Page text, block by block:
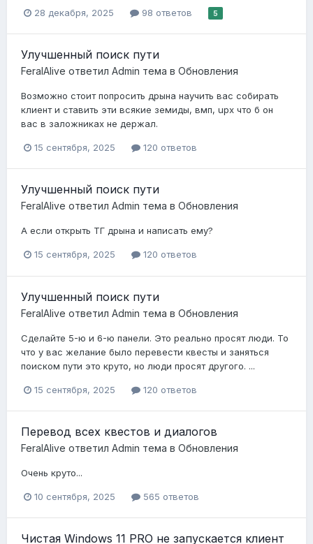
28 декабря, 2025 98 ответов 5
Улучшенный поиск пути
FeralAlive ответил Admin тема в Обновления
Возможно стоит попросить дрына научить вас собирать
клиент и ставить эти всякие земиды, вмп, upx что б он
вас в заложниках не держал.
15 сентября, 2025 120 ответов
Улучшенный поиск пути
FeralAlive ответил Admin тема в Обновления
А если открыть ТГ дрына и написать ему?
15 сентября, 2025 120 ответов
Улучшенный поиск пути
FeralAlive ответил Admin тема в Обновления
Сделайте 5-ю и 6-ю панели. Это реально просят люди. То
что у вас желание было перевести квесты и заняться
поиском пути это круто, но люди просят другого. ...
15 сентября, 2025 120 ответов
Перевод всех квестов и диалогов
FeralAlive ответил Admin тема в Обновления
Очень круто...
10 сентября, 2025 565 ответов
Чистая Windows 11 PRO не запускается клиент